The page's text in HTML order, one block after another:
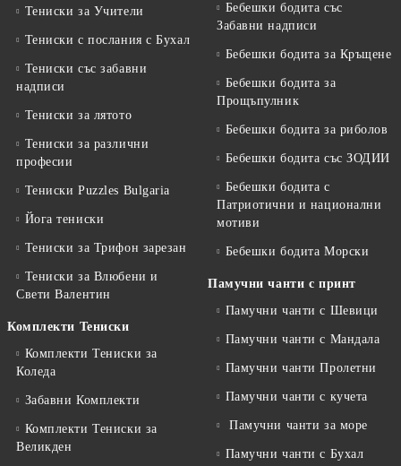
Тениски за Учители
Тениски с послания с Бухал
Тениски със забавни
надписи
Тениски за лятото
Тениски за различни
професии
Тениски Puzzles Bulgaria
Йога тениски
Тениски за Трифон зарезан
Тениски за Влюбени и
Свети Валентин
Комплекти Тениски
Комплекти Тениски за
Коледа
Забавни Комплекти
Комплекти Тениски за
Великден
Бебешки бодита със
Забавни надписи
Бебешки бодита за Кръщене
Бебешки бодита за
Прощъпулник
Бебешки бодита за риболов
Бебешки бодита със ЗОДИИ
Бебешки бодита с
Патриотични и национални
мотиви
Бебешки бодита Морски
Памучни чанти с принт
Памучни чанти с Шевици
Памучни чанти с Мандала
Памучни чанти Пролетни
Памучни чанти с кучета
Памучни чанти за море
Памучни чанти с Бухал